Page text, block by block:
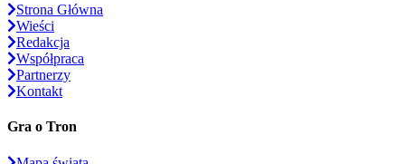
Strona Główna
Wieści
Redakcja
Współpraca
Partnerzy
Kontakt
Gra o Tron